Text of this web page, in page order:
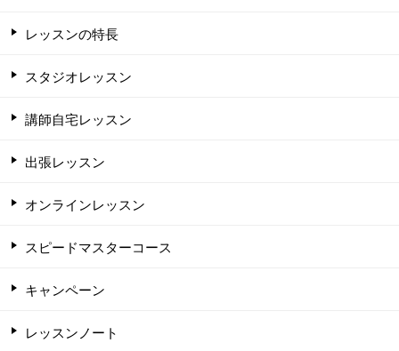
レッスンの特長
スタジオレッスン
講師自宅レッスン
出張レッスン
オンラインレッスン
スピードマスターコース
キャンペーン
レッスンノート